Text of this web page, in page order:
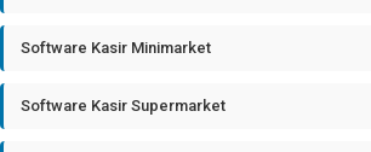
Software Kasir Minimarket
Software Kasir Supermarket